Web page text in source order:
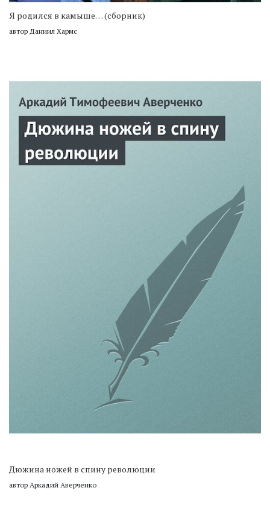
Я родился в камыше… (сборник)
автор Даниил Хармс
Дюжина ножей в спину революции
автор Аркадий Аверченко